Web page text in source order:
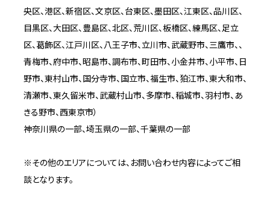
央区、港区、新宿区、文京区、台東区、墨田区、江東区、品川区、
目黒区、大田区、豊島区、北区、荒川区、板橋区、練馬区、足立
区、葛飾区、江戸川区、八王子市、立川市、武蔵野市、三鷹市、、
青梅市、府中市、昭島市、調布市、町田市、小金井市、小平市、日
野市、東村山市、国分寺市、国立市、福生市、狛江市、東大和市、
清瀬市、東久留米市、武蔵村山市、多摩市、稲城市、羽村市、あ
きる野市、西東京市）
神奈川県の一部、埼玉県の一部、千葉県の一部
※その他のエリアについては、お問い合わせ内容によってご相
談となります。